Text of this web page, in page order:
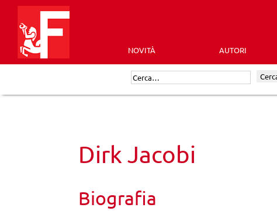
content
Futura
Editrice
NOVITÀ AUTORI
Cerca:
Dirk Jacobi
Biografia